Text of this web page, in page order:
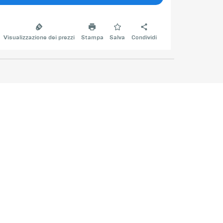
Visualizzazione dei prezzi Stampa Salva Condividi